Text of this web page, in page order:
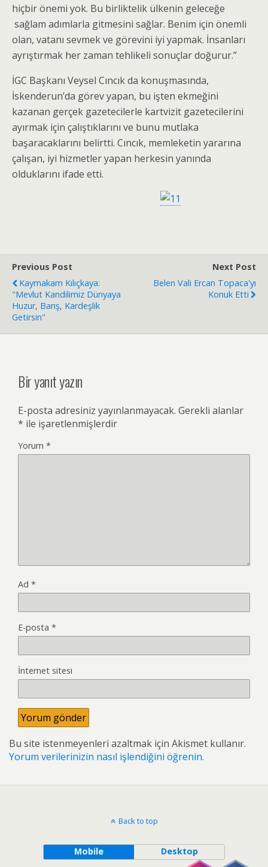
hiçbir önemi yok. Bu birliktelik ülkenin geleceğe
sağlam adımlarla gitmesini sağlar. Benim için önemli
olan, vatanı sevmek ve görevini iyi yapmak. İnsanları
ayrıştırmak her zaman tehlikeli sonuçlar doğurur.”
İGC Başkanı Veysel Cıncık da konuşmasında,
İskenderun’da görev yapan, bu işten ekmeğini
kazanan gerçek gazetecilerle kartvizit gazetecilerini
ayırmak için çalıştıklarını ve bunu mutlaka
başaracaklarını belirtti. Cıncık, memleketin yararına
çalışan, iyi hizmetler yapan herkesin yanında
olduklarını ifade etti.
Previous Post
Kaymakam Kılıçkaya:
"Mevlut Kandilimiz Dünyaya
Huzur, Barış, Kardeşlik
Getirsin"
Next Post
Belen Vali Ercan Topaca'yı
Konuk Etti
Bir yanıt yazın
E-posta adresiniz yayınlanmayacak. Gerekli alanlar
* ile işaretlenmişlerdir
Yorum *
Ad *
E-posta *
İnternet sitesi
Bu site istenmeyenleri azaltmak için Akismet kullanır.
Yorum verilerinizin nasıl işlendiğini öğrenin.
Back to top
Mobile Desktop